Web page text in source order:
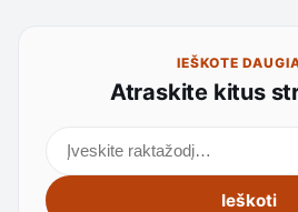
IEŠKOTE
Atraskite kitus
Ieškoti